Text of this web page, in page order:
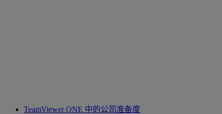
TeamViewer ONE 中的公司准备度